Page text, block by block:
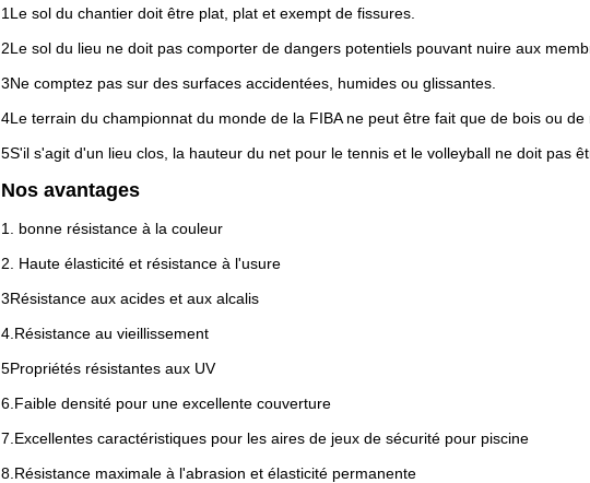
1Le sol du chantier doit être plat, plat et exempt de fissures.
2Le sol du lieu ne doit pas comporter de dangers potentiels pouvant nuire aux
3Ne comptez pas sur des surfaces accidentées, humides ou glissantes.
4Le terrain du championnat du monde de la FIBA ne peut être fait que de bois ou de
5S'il s'agit d'un lieu clos, la hauteur du net pour le tennis et le volleyball ne doit pas
Nos avantages
1. bonne résistance à la couleur
2. Haute élasticité et résistance à l'usure
3Résistance aux acides et aux alcalis
4.Résistance au vieillissement
5Propriétés résistantes aux UV
6.Faible densité pour une excellente couverture
7.Excellentes caractéristiques pour les aires de jeux de sécurité pour piscine
8.Résistance maximale à l'abrasion et élasticité permanente